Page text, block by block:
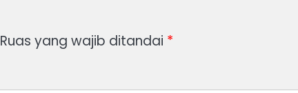
Ruas yang wajib ditandai *